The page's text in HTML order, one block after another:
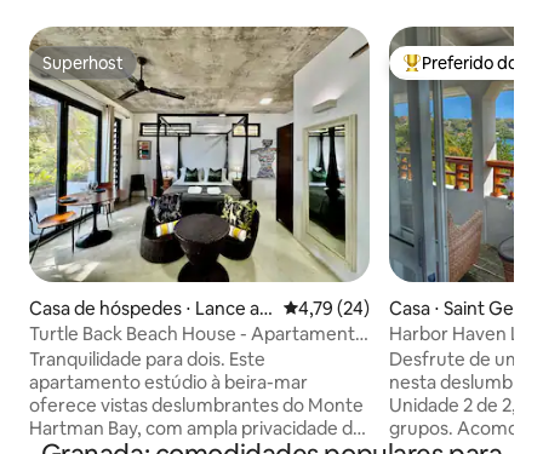
Superhost
Superhost
Casa de hóspedes ⋅ Lance au
x Epines
4,79 de uma avaliação média
4,79 (24)
Turtle Back Beach House - Apartamento
estúdio
Tranquilidade para dois. Este
apartamento estúdio à beira-mar
oferece vistas deslumbrantes do Monte
Hartman Bay, com ampla privacidade da
Entre os
Preferido dos
Casa ⋅ Saint
Harbor Haven
Incluído
Desfrute de uma
nesta
Unidade 2 de 2,
grupos. Acomodações: Três quartos